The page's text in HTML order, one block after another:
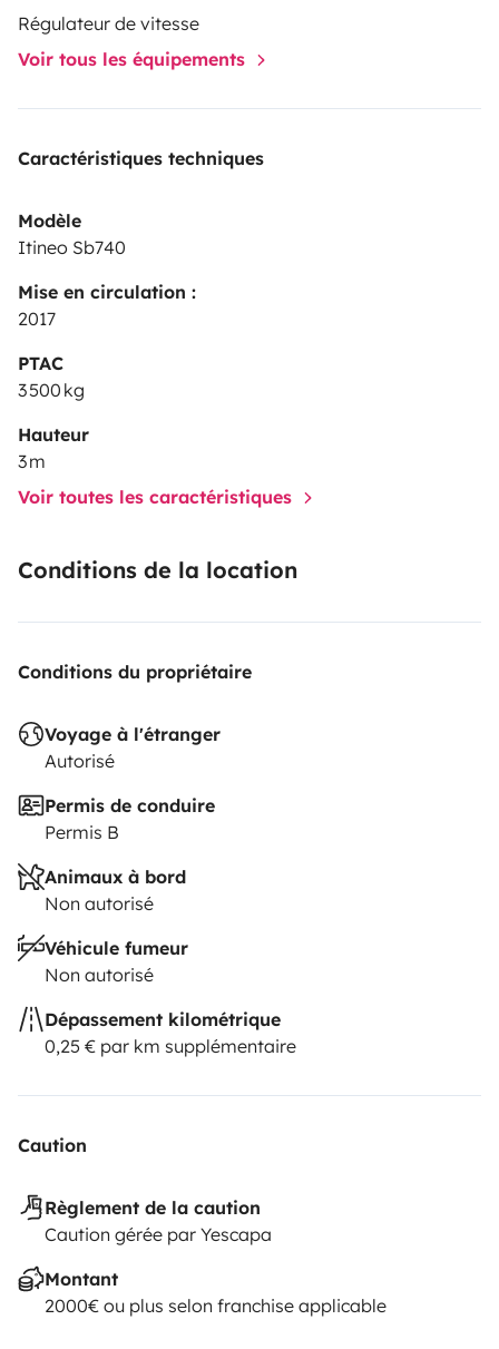
Régulateur de vitesse
Voir tous les équipements
Caractéristiques techniques
Modèle
Itineo Sb740
Mise en circulation :
2017
PTAC
3 500 kg
Hauteur
3 m
Voir toutes les caractéristiques
Conditions de la location
Conditions du propriétaire
Voyage à l'étranger
Autorisé
Permis de conduire
Permis B
Animaux à bord
Non autorisé
Véhicule fumeur
Non autorisé
Dépassement kilométrique
0,25 € par km supplémentaire
Caution
Règlement de la caution
Caution gérée par Yescapa
Montant
2000€ ou plus selon franchise applicable